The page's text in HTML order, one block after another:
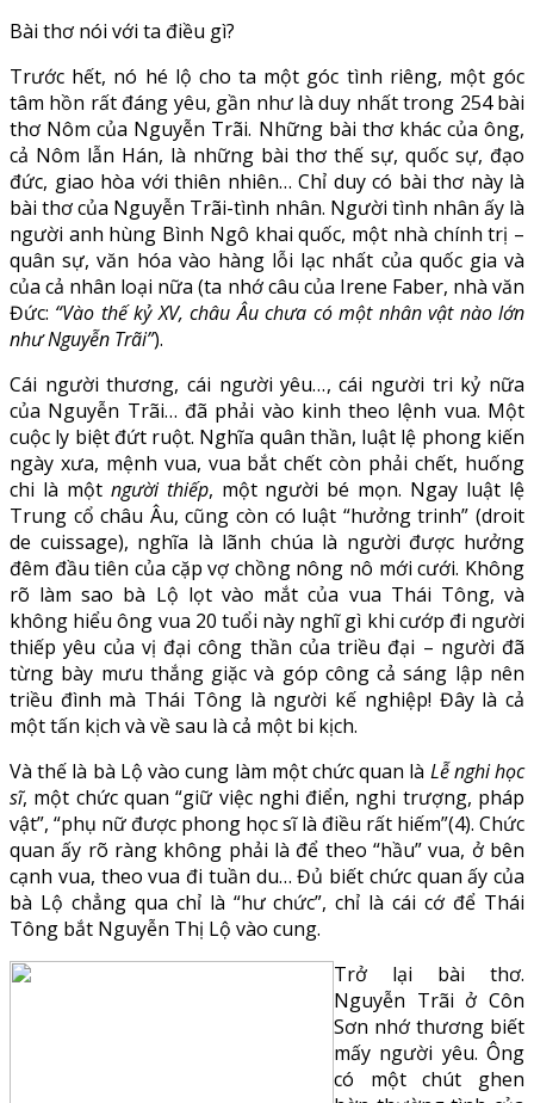
Bài thơ nói với ta điều gì?
Trước hết, nó hé lộ cho ta một góc tình riêng, một góc
tâm hồn rất đáng yêu, gần như là duy nhất trong 254 bài
thơ Nôm của Nguyễn Trãi. Những bài thơ khác của ông,
cả Nôm lẫn Hán, là những bài thơ thế sự, quốc sự, đạo
đức, giao hòa với thiên nhiên… Chỉ duy có bài thơ này là
bài thơ của Nguyễn Trãi-tình nhân. Người tình nhân ấy là
người anh hùng Bình Ngô khai quốc, một nhà chính trị –
quân sự, văn hóa vào hàng lỗi lạc nhất của quốc gia và
của cả nhân loại nữa (ta nhớ câu của Irene Faber, nhà văn
Đức: “Vào thế kỷ XV, châu Âu chưa có một nhân vật nào lớn
như Nguyễn Trãi”).
Cái người thương, cái người yêu…, cái người tri kỷ nữa
của Nguyễn Trãi… đã phải vào kinh theo lệnh vua. Một
cuộc ly biệt đứt ruột. Nghĩa quân thần, luật lệ phong kiến
ngày xưa, mệnh vua, vua bắt chết còn phải chết, huống
chi là một người thiếp, một người bé mọn. Ngay luật lệ
Trung cổ châu Âu, cũng còn có luật “hưởng trinh” (droit
de cuissage), nghĩa là lãnh chúa là người được hưởng
đêm đầu tiên của cặp vợ chồng nông nô mới cưới. Không
rõ làm sao bà Lộ lọt vào mắt của vua Thái Tông, và
không hiểu ông vua 20 tuổi này nghĩ gì khi cướp đi người
thiếp yêu của vị đại công thần của triều đại – người đã
từng bày mưu thắng giặc và góp công cả sáng lập nên
triều đình mà Thái Tông là người kế nghiệp! Đây là cả
một tấn kịch và về sau là cả một bi kịch.
Và thế là bà Lộ vào cung làm một chức quan là Lễ nghi học
sĩ, một chức quan “giữ việc nghi điển, nghi trượng, pháp
vật”, “phụ nữ được phong học sĩ là điều rất hiếm”(4). Chức
quan ấy rõ ràng không phải là để theo “hầu” vua, ở bên
cạnh vua, theo vua đi tuần du… Đủ biết chức quan ấy của
bà Lộ chẳng qua chỉ là “hư chức”, chỉ là cái cớ để Thái
Tông bắt Nguyễn Thị Lộ vào cung.
Trở lại bài thơ.
Nguyễn Trãi ở Côn
Sơn nhớ thương biết
mấy người yêu. Ông
có một chút ghen